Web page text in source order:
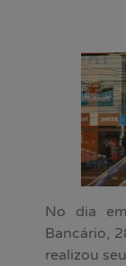
No dia
Bancário,
realizou